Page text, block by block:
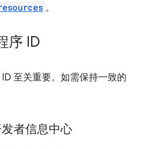
。
序 ID
至关重要。如需保持一致的
者信息中心